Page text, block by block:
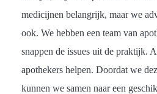
medicijnen belangrijk, maar we
ook. We hebben een team van
snappen de issues uit de praktijk.
apothekers helpen. Doordat we
kunnen we samen naar een